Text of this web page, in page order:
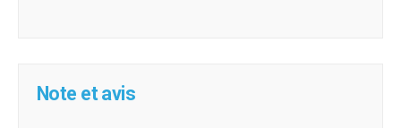
Note et avis